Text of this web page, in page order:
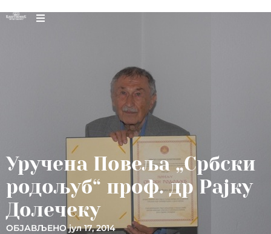
Уручена Повеља „Србски
родољуб“ проф. др Рајку
Долечеку
ОБЈАВЉЕНО јул 17, 2014